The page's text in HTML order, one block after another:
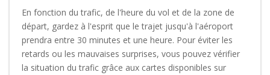
En fonction du trafic, de l'heure du vol et de la zone de
départ, gardez à l'esprit que le trajet jusqu'à l'aéroport
prendra entre 30 minutes et une heure. Pour éviter les
retards ou les mauvaises surprises, vous pouvez vérifier
la situation du trafic grâce aux cartes disponibles sur